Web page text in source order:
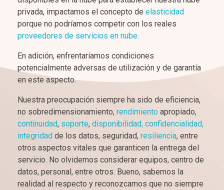
privada, impactamos el concepto de elasticidad
porque no podríamos competir con los reales
proveedores de servicios en nube.
En adición, enfrentaríamos condiciones
potencialmente adversas de utilización y de garantía
en este aspecto.
Nuestra preocupación siempre ha sido de eficiencia,
no sobredimensionamiento, rendimiento apropiado,
continuidad, soporte, disponibilidad, confidencialidad,
integridad de los datos, seguridad, resiliencia, entre
otros aspectos vitales que garanticen la entrega del
servicio. No olvidemos considerar equipos, centro de
datos, personal, entre otros. Bueno, sabemos la
realidad al respecto y reconozcamos que no siempre